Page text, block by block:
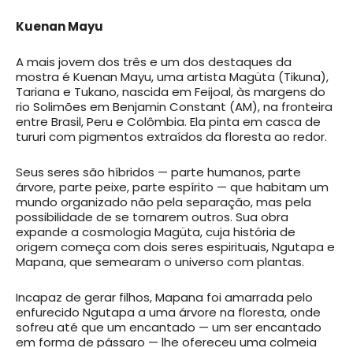
Kuenan Mayu
A mais jovem dos três e um dos destaques da
mostra é Kuenan Mayu, uma artista Magüta (Tikuna),
Tariana e Tukano, nascida em Feijoal, às margens do
rio Solimões em Benjamin Constant (AM), na fronteira
entre Brasil, Peru e Colômbia. Ela pinta em casca de
tururi com pigmentos extraídos da floresta ao redor.
Seus seres são híbridos — parte humanos, parte
árvore, parte peixe, parte espírito — que habitam um
mundo organizado não pela separação, mas pela
possibilidade de se tornarem outros. Sua obra
expande a cosmologia Magüta, cuja história de
origem começa com dois seres espirituais, Ngutapa e
Mapana, que semearam o universo com plantas.
Incapaz de gerar filhos, Mapana foi amarrada pelo
enfurecido Ngutapa a uma árvore na floresta, onde
sofreu até que um encantado — um ser encantado
em forma de pássaro — lhe ofereceu uma colmeia